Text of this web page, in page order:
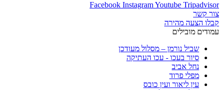
Facebook InstagramYoutube Tripadvisor
צור קשר
קבלו הצעה מהירה
עמודים מובילים
שביל נורמן – מסלול מעודכן
סיור בעכו - עכו העתיקה
נחל אביב
מפלי פרוד
עין ליאור ועין כובס